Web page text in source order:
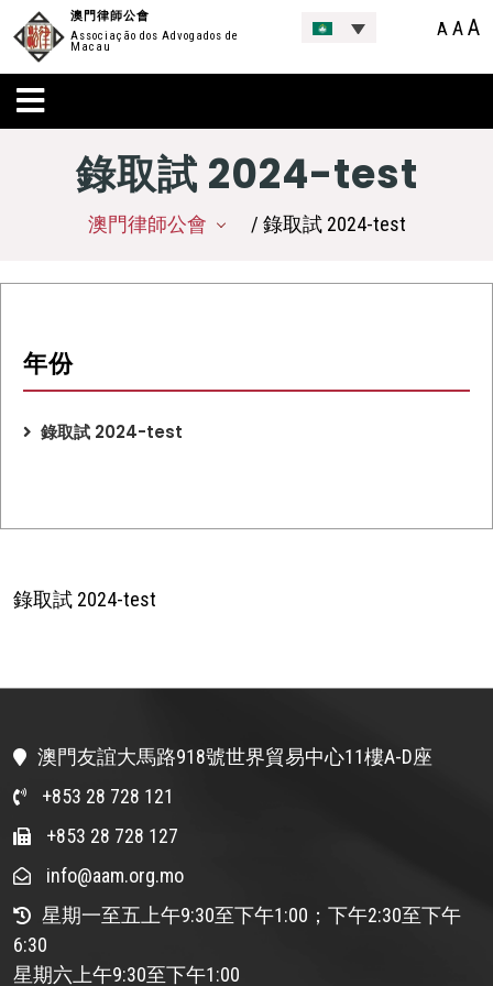
澳門律師公會
Associação dos Advogados de
Macau
A AA
錄取試 2024-test
澳門律師公會 / 錄取試 2024-test
年份
錄取試 2024-test
錄取試 2024-test
澳門友誼大馬路918號世界貿易中心11樓A-D座
+853 28 728 121
+853 28 728 127
info@aam.org.mo
星期一至五上午9:30至下午1:00；下午2:30至下午
6:30
星期六上午9:30至下午1:00